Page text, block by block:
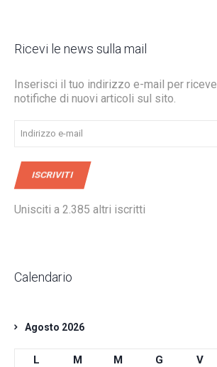
Ricevi le news sulla mail
Inserisci il tuo indirizzo e-mail per
notifiche di nuovi articoli sul sito.
Indirizzo
e-
ISCRIVITI
Unisciti a 2.385 altri iscritti
Calendario
Agosto 2026
L M M G V